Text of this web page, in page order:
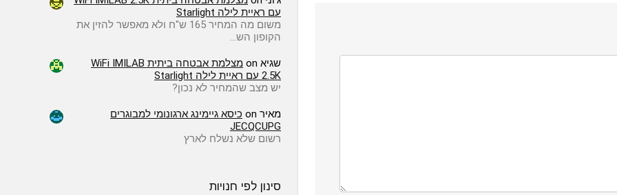
עם ראיית לילה Starlight
משום מה המחיר 165 ש"ח ולא מאפשר להזין את
הקופון הש…
שגיא on
מצלמת אבטחה ביתית WiFi IMILAB
2.5K עם ראיית לילה Starlight
יש מצב שהמחיר לא נכון?
מאיר on כיסא גיימינג ארגונומי למבוגרים
JECQCUPG
רשום שלא נשלח לארץ
סינון לפי חנויות